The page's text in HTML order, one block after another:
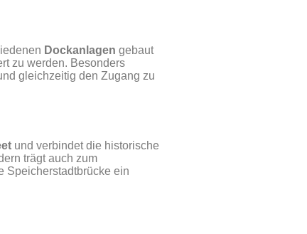
Dockanlagen gebaut
zu werden. Besonders
gleichzeitig den Zugang zu
und verbindet die historische
trägt auch zum
Speicherstadtbrücke ein